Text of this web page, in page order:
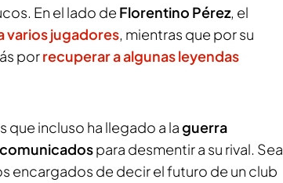
En el lado de Florentino Pérez, el
varios jugadores, mientras que por su
porrecuperar a algunas leyendas
que incluso ha llegado a laguerra
para desmentir a su rival. Sea
encargados de decir el futuro de un club